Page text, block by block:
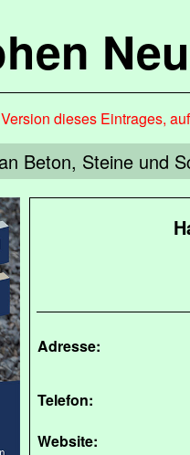
dieses Eintrages,
Beton, Steine und
Adresse:
Telefon:
Website: